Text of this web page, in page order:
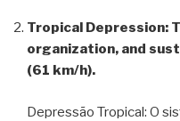
Tropical Depression:
organization, and
(61 km/h).
Depressão Tropical: O